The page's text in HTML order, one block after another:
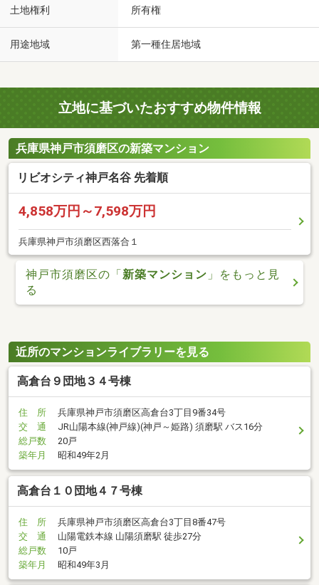
土地権利 所有権
用途地域 第一種住居地域
立地に基づいたおすすめ物件情報
兵庫県神戸市須磨区の新築マンション
リビオシティ神戸名谷 先着順
4,858万円～7,598万円
兵庫県神戸市須磨区西落合１
神戸市須磨区の「 新築マンション 」をもっと見
る
近所のマンションライブラリーを見る
高倉台９団地３４号棟
住 所
兵庫県神戸市須磨区高倉台3丁目9番34号
交 通
JR山陽本線(神戸線)(神戸～姫路) 須磨駅 バス16分
総戸数
20戸
築年月
昭和49年2月
高倉台１０団地４７号棟
住 所
兵庫県神戸市須磨区高倉台3丁目8番47号
交 通
山陽電鉄本線 山陽須磨駅 徒歩27分
総戸数
10戸
築年月
昭和49年3月